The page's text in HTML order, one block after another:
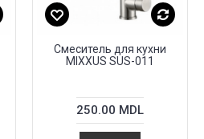
Смеситель для кухни
MIXXUS SUS-011
250.00 MDL